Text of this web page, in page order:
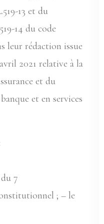
13 et du
14 du code
leur rédaction issue
2021 relative à la
et du
et en services
7
; – le